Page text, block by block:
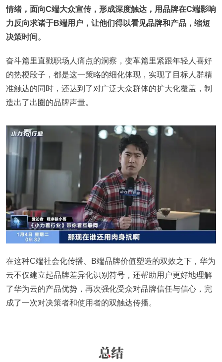
情绪，面向C端大众宣传，形成深度触达，用品牌在C端影响
力反向求诸于B端用户，让他们得以看见品牌和产品，缩短
决策时间。
奋斗篇里直戳职场人痛点的洞察，变革篇里紧跟年轻人喜好
的热梗段子，都是这一策略的细化体现，实现了目标人群精
准触达的同时，还达到了对广泛大众群体的扩大化覆盖，制
造出了出圈的品牌声量。
在这种C端社会化传播、B端品牌价值塑造的双效之下，华为
云不仅建立起品牌差异化识别符号，还帮助用户更好地理解
了华为云的产品优势，再次强化受众对品牌信任与信心，完
成了一次对决策者和使用者的双触达传播。